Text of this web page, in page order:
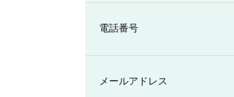
電話番号
メールアドレス